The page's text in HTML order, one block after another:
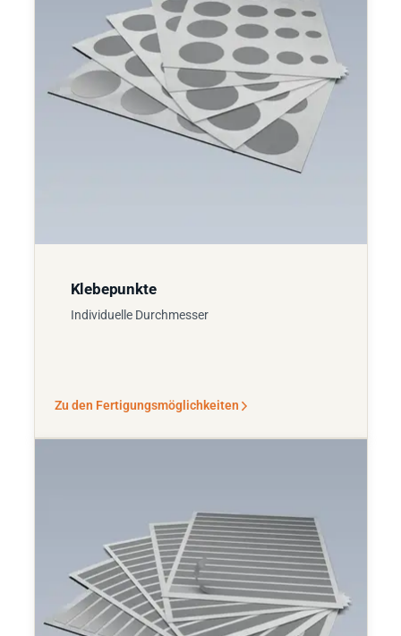
Klebepunkte
Individuelle Durchmesser
Zu den Fertigungsmöglichkeiten